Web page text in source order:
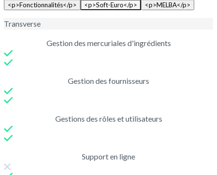
<p>Fonctionnalités</p> <p>Soft-Euro</p> <p>MELBA</p>
Transverse
Gestion des mercuriales d'ingrédients
Gestion des fournisseurs
Gestions des rôles et utilisateurs
Support en ligne